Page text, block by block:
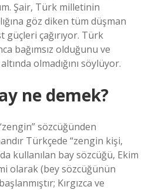
Şair, Türk milletinin
göz diken tüm düşman
güçleri çağırıyor. Türk
bağımsız olduğunu ve
olmadığını söylüyor.
ne demek?
sözcüğünden
Türkçede “zengin kişi,
kullanılan bay sözcüğü, Ekim
olarak (bey sözcüğünün
Kırgızca ve